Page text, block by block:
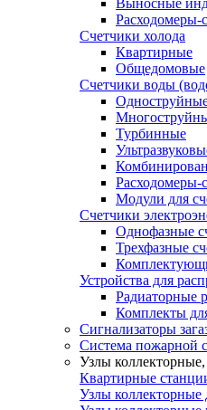
Выносные
Расходомеры-
Счетчики холода
Квартирные
Общедомовые
Счетчики воды
Турбинные
Расходомеры-
Модули для
Счетчики
Однофазные
Трехфазные
Устройства для
Радиаторные
Комплекты
Сигнализаторы
Система пожарной
Узлы
Квартирные
Узлы коллекторные